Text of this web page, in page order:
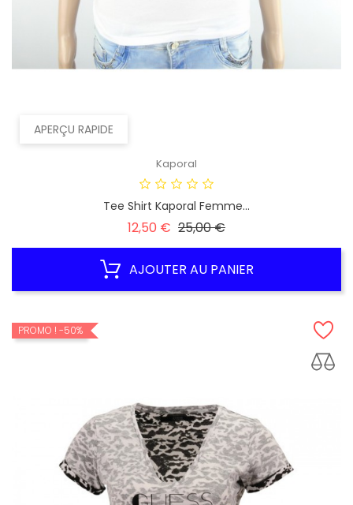
APERÇU RAPIDE
Kaporal
Tee Shirt Kaporal Femme...
12,50 € Prix
25,00 €Prix
AJOUTER AU PANIER
PROMO ! -50%